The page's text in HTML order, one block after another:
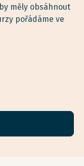
měly obsáhnout
pořádáme ve